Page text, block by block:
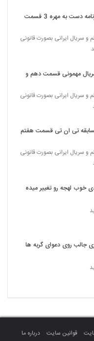
دانلود برنامه دست به مهره 3 قسمت
و سریال ایرانی بصورت قانونی
مهمونی قسمت دهم و
و سریال ایرانی بصورت قانونی
تی ان تی قسمت هفتم
و سریال ایرانی بصورت قانونی
خوب لهجه رو تغییر میده
جالب روی دعوای گربه ها
قوانین سایت
درباره ما